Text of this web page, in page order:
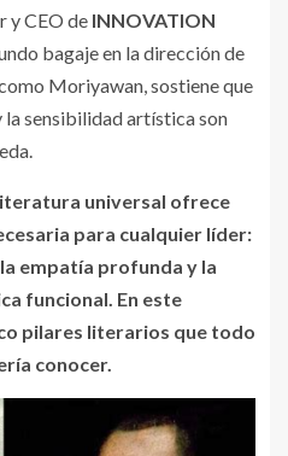
y CEO de INNOVATION
bagaje en la dirección de
Moriyawan, sostiene que
la sensibilidad artística son
universal ofrece
para cualquier líder:
empatía profunda y la
funcional. En este
pilares literarios que todo
conocer.